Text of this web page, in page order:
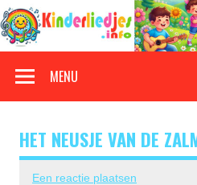
Doorgaan
naar
inhoud
MENU
HET NEUSJE VAN DE
Een reactie plaatsen